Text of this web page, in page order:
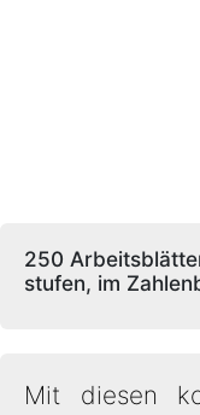
250
stufen, im
Mit diesen